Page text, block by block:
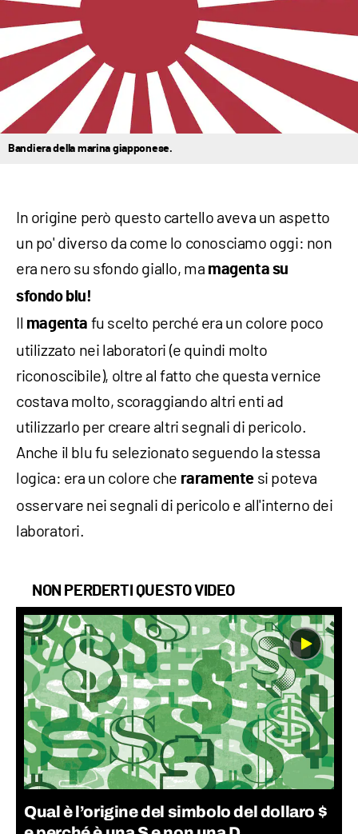
Bandiera della marina giapponese.
In origine però questo cartello aveva un aspetto
un po' diverso da come lo conosciamo oggi: non
era nero su sfondo giallo, ma magenta su
sfondo blu!
Il magenta fu scelto perché era un colore poco
utilizzato nei laboratori (e quindi molto
riconoscibile), oltre al fatto che questa vernice
costava molto, scoraggiando altri enti ad
utilizzarlo per creare altri segnali di pericolo.
Anche il blu fu selezionato seguendo la stessa
logica: era un colore che raramente si poteva
osservare nei segnali di pericolo e all'interno dei
laboratori.
NON PERDERTI QUESTO VIDEO
Qual è l’origine del simbolo del dollaro $